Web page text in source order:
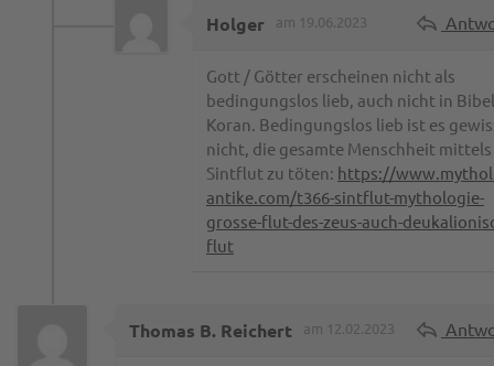
Holger am 19.06.2023
Gott / Götter erscheinen nicht als
bedingungslos lieb, auch nicht in
Koran. Bedingungslos lieb ist es
nicht, die gesamte Menschheit mittels
Sintflut zu töten: https://
antike.com/t366-sintflut-mythologie-
grosse-flut-des-zeus-auch-
flut
Thomas B. Reichert am 12.02.2023